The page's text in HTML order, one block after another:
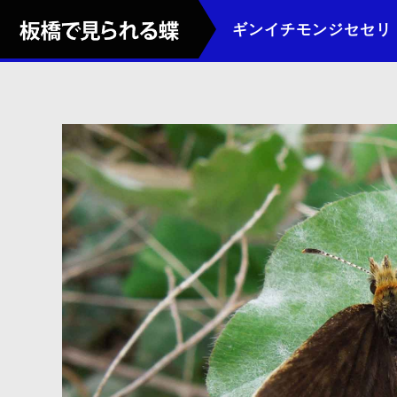
ギンイチモンジセセリ